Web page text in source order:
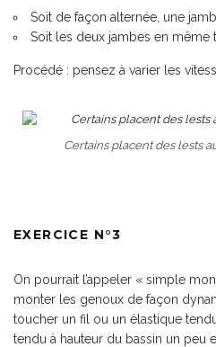
Soit de façon alternée, une
Soit les deux jambes en même
Procédé : pensez à varier les
Certains placent des lests
EXERCICE N°3
On pourrait l’appeler « simple
monter les genoux de façon
toucher un fil ou un élastique
tendu à hauteur du bassin un peu